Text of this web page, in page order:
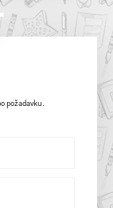
požadavku.